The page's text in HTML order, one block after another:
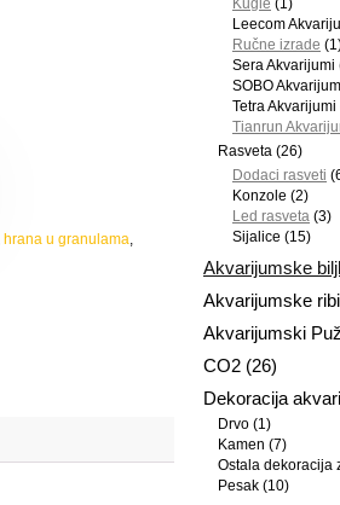
hrana u granulama,
Kugle (1)
Leecom
Ručne izrade
Sera Akvarijumi
SOBO
Tetra Akvarijumi
Tianrun
Rasveta (26)
Dodaci rasveti
Konzole (2)
Led rasveta (3)
Sijalice (15)
Akvarijumske
Akvarijumske
Akvarijumski
CO2 (26)
Dekoracija
Drvo (1)
Kamen (7)
Ostala dekoracija
Pesak (10)